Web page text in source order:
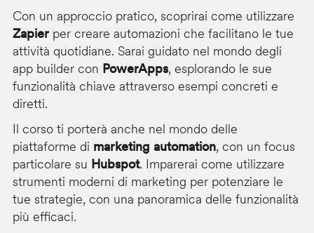
Con un approccio pratico, scoprirai come utilizzare
Zapierper creare automazioni che facilitano le tue
attività quotidiane. Sarai guidato nel mondo degli
app builder con PowerApps, esplorando le sue
funzionalità chiave attraverso esempi concreti e
diretti.
Il corso ti porterà anche nel mondo delle
piattaforme di marketing automation, con un focus
particolare su Hubspot. Imparerai come utilizzare
strumenti moderni di marketing per potenziare le
tue strategie, con una panoramica delle funzionalità
più efficaci.